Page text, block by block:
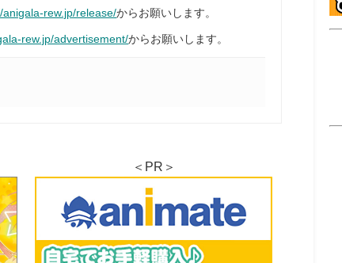
anigala-rew.jp/release/からお願いします。
rew.jp/advertisement/からお願いします。
＜PR＞